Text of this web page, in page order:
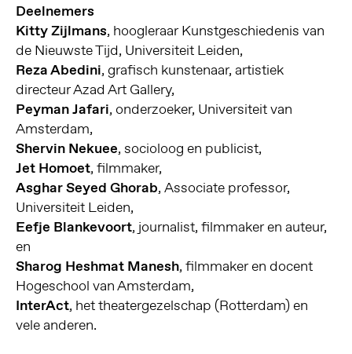
Deelnemers
Kitty Zijlmans, hoogleraar Kunstgeschiedenis van
de Nieuwste Tijd, Universiteit Leiden,
Reza Abedini, grafisch kunstenaar, artistiek
directeur Azad Art Gallery,
Peyman Jafari, onderzoeker, Universiteit van
Amsterdam,
Shervin Nekuee, socioloog en publicist,
Jet Homoet, filmmaker,
Asghar Seyed Ghorab, Associate professor,
Universiteit Leiden,
Eefje Blankevoort, journalist, filmmaker en auteur,
en
Sharog Heshmat Manesh, filmmaker en docent
Hogeschool van Amsterdam,
InterAct, het theatergezelschap (Rotterdam) en
vele anderen.